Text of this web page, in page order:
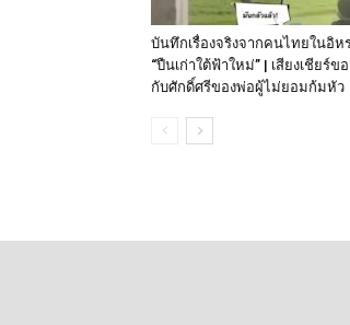
บันทึกเรื่องจริงจากคนไทยในอิห
“ปืนเก่าใต้ฟ้าใหม่” | เสียงเชียร์ข
กับศักดิ์ศรีของพ่อผู้ไม่ยอมก้มหัว